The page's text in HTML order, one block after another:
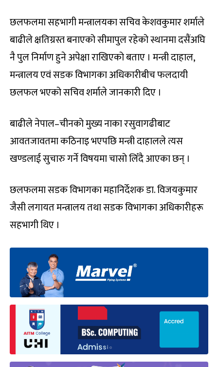
छलफलमा सहभागी मन्त्रालयका सचिव केशवकुमार शर्माले
बाढीले क्षतिग्रस्त बनाएको सीमापुल रहेको स्थानमा दसैंअघि
नै पुल निर्माण हुने अपेक्षा राखिएको बताए । मन्त्री दाहाल,
मन्त्रालय एवं सडक विभागका अधिकारीबीच फलदायी
छलफल भएको सचिव शर्माले जानकारी दिए ।
बाढीले नेपाल–चीनको मुख्य नाका रसुवागढीबाट
आवतजावतमा कठिनाइ भएपछि मन्त्री दाहालले त्यस
खण्डलाई सुचारु गर्ने विषयमा चासो लिँदै आएका छन् ।
छलफलमा सडक विभागका महानिर्देशक डा. विजयकुमार
जैसी लगायत मन्त्रालय तथा सडक विभागका अधिकारीहरू
सहभागी थिए ।